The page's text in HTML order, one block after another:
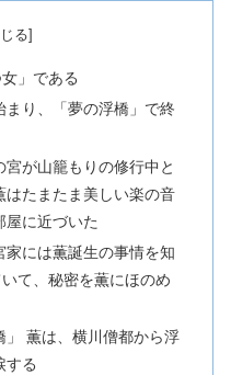
」である
り、「夢の浮橋」で終
が山籠もりの修行中と
はたまたま美しい楽の音
屋に近づいた
家には薫誕生の事情を知
て、秘密を薫にほのめ
薫は、横川僧都から浮
する